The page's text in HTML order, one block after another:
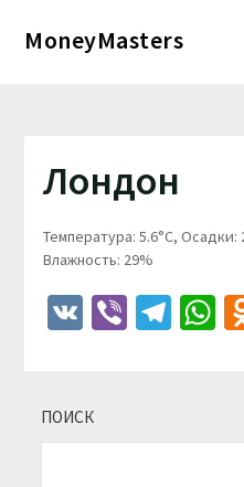
MoneyMasters
Лондон
Температура: 5.6°C,
Влажность: 29%
VKViber
ПОИСК